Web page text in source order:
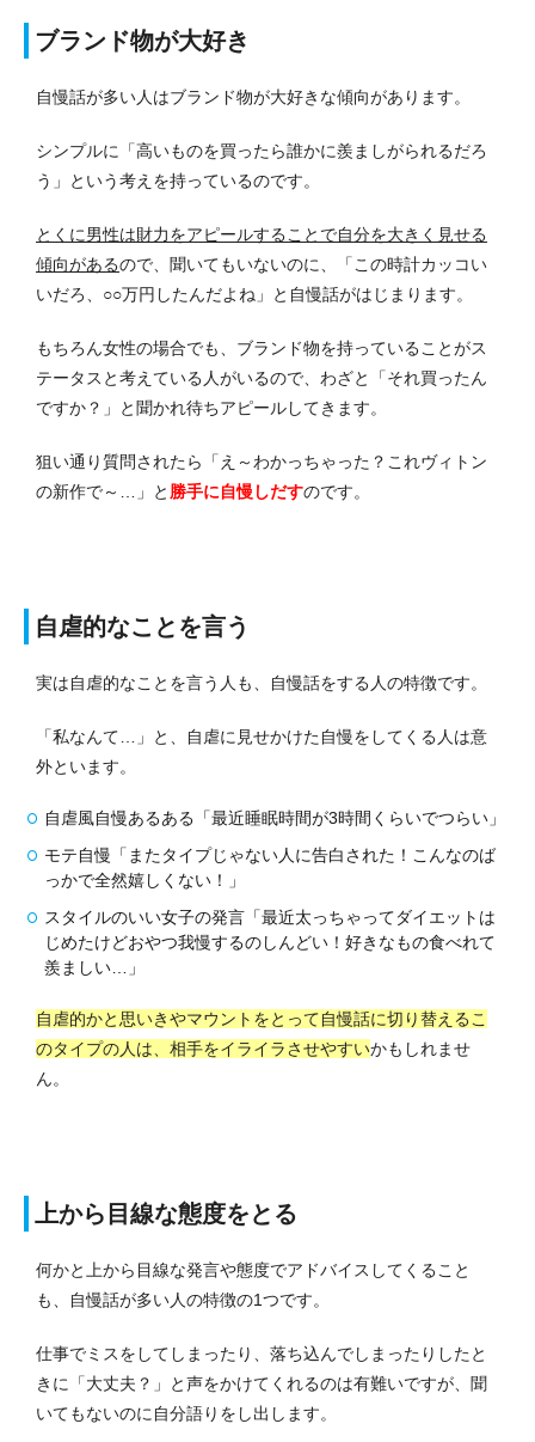
ブランド物が大好き
自慢話が多い人はブランド物が大好きな傾向があります。
シンプルに「高いものを買ったら誰かに羨ましがられるだろ
う」という考えを持っているのです。
とくに男性は財力をアピールすることで自分を大きく見せる
傾向があるので、聞いてもいないのに、「この時計カッコい
いだろ、○○万円したんだよね」と自慢話がはじまります。
もちろん女性の場合でも、ブランド物を持っていることがス
テータスと考えている人がいるので、わざと「それ買ったん
ですか？」と聞かれ待ちアピールしてきます。
狙い通り質問されたら「え～わかっちゃった？これヴィトン
の新作で～…」と 勝手に自慢しだすのです。
自虐的なことを言う
実は自虐的なことを言う人も、自慢話をする人の特徴です。
「私なんて…」と、自虐に見せかけた自慢をしてくる人は意
外といます。
自虐風自慢あるある「最近睡眠時間が3時間くらいでつらい」
モテ自慢「またタイプじゃない人に告白された！こんなのば
っかで全然嬉しくない！」
スタイルのいい女子の発言「最近太っちゃってダイエットは
じめたけどおやつ我慢するのしんどい！好きなもの食べれて
羨ましい…」
自虐的かと思いきやマウントをとって自慢話に切り替えるこ
のタイプの人は、相手をイライラさせやすいかもしれませ
ん。
上から目線な態度をとる
何かと上から目線な発言や態度でアドバイスしてくること
も、自慢話が多い人の特徴の1つです。
仕事でミスをしてしまったり、落ち込んでしまったりしたと
きに「大丈夫？」と声をかけてくれるのは有難いですが、聞
いてもないのに自分語りをし出します。